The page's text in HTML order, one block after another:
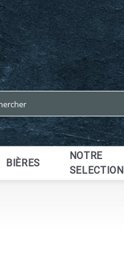
BIÈRES
NOTRE
SELECTION